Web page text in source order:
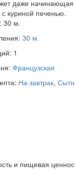
даже начинающая
с куриной печенью.
30 м.
30 м.
1
Французская
На завтрак,
и пищевая